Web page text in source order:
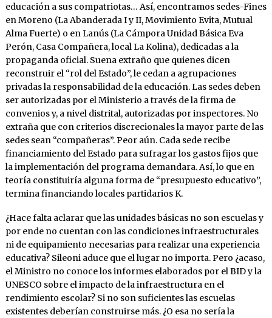
educación a sus compatriotas… Así, encontramos sedes-Fines
en Moreno (La Abanderada I y II, Movimiento Evita, Mutual
Alma Fuerte) o en Lanús (La Cámpora Unidad Básica Eva
Perón, Casa Compañera, local La Kolina), dedicadas a la
propaganda oficial. Suena extraño que quienes dicen
reconstruir el “rol del Estado”, le cedan a agrupaciones
privadas la responsabilidad de la educación. Las sedes deben
ser autorizadas por el Ministerio a través de la firma de
convenios y, a nivel distrital, autorizadas por inspectores. No
extraña que con criterios discrecionales la mayor parte de las
sedes sean “compañeras”. Peor aún. Cada sede recibe
financiamiento del Estado para sufragar los gastos fijos que
la implementación del programa demandara. Así, lo que en
teoría constituiría alguna forma de “presupuesto educativo”,
termina financiando locales partidarios K.
¿Hace falta aclarar que las unidades básicas no son escuelas y
por ende no cuentan con las condiciones infraestructurales
ni de equipamiento necesarias para realizar una experiencia
educativa? Sileoni aduce que el lugar no importa. Pero ¿acaso,
el Ministro no conoce los informes elaborados por el BID y la
UNESCO sobre el impacto de la infraestructura en el
rendimiento escolar? Si no son suficientes las escuelas
existentes deberían construirse más. ¿O esa no sería la